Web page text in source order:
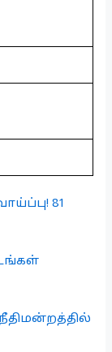
81
நீதிமன்றத்தில்